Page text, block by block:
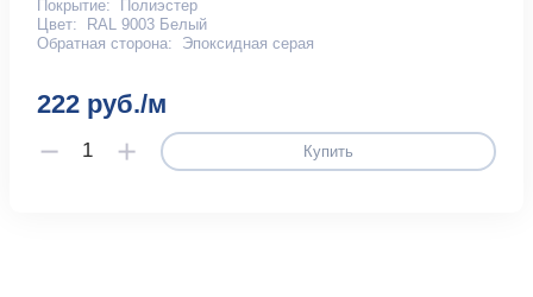
Покрытие:
Полиэстер
Цвет:
RAL 9003 Белый
Обратная сторона:
Эпоксидная серая
222 руб./м
Купить